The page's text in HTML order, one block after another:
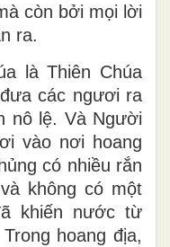
còn bởi mọi lời
ra.
là Thiên Chúa
các ngươi ra
nô lệ. Và Người
vào nơi hoang
có nhiều rắn
không có một
khiến nước từ
hoang địa,